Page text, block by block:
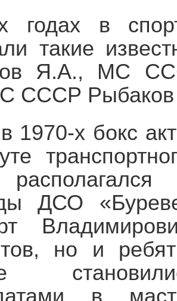
годах в
такие
Я.А., МС
СССР
1970-х бокс
располагался
ДСО
но и
в